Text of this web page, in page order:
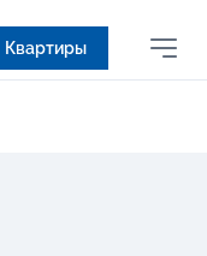
Квартиры